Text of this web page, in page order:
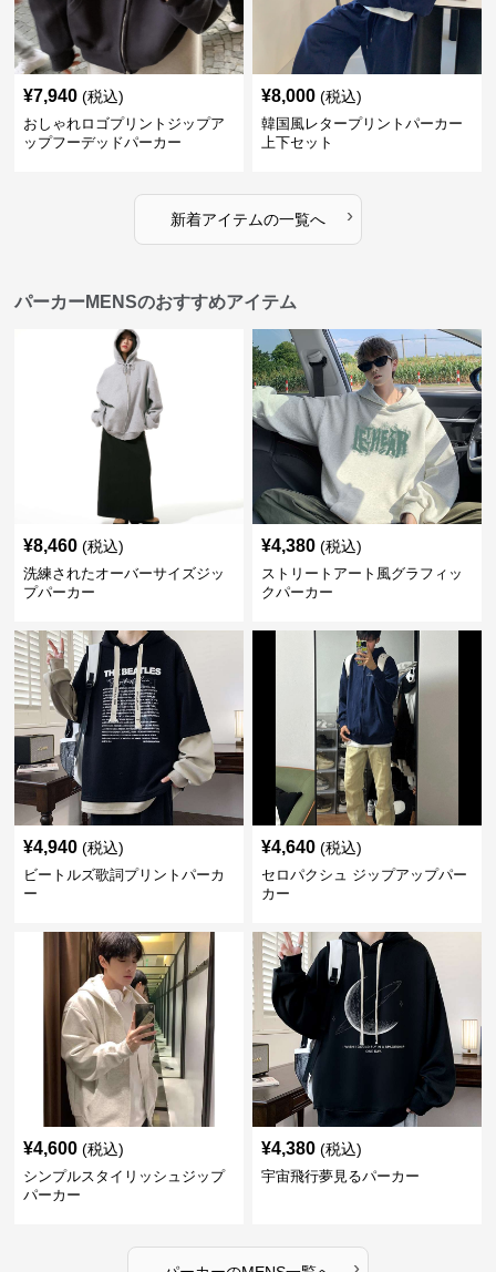
¥7,940 (税込)
おしゃれロゴプリントジップア
ップフーデッドパーカー
¥8,000 (税込)
韓国風レタープリントパーカー
上下セット
新着アイテムの一覧へ ›
パーカーMENSのおすすめアイテム
¥8,460 (税込)
洗練されたオーバーサイズジッ
プパーカー
¥4,380 (税込)
ストリートアート風グラフィッ
クパーカー
¥4,940 (税込)
ビートルズ歌詞プリントパーカ
ー
¥4,640 (税込)
セロパクシュ ジップアップパー
カー
¥4,600 (税込)
シンプルスタイリッシュジップ
パーカー
¥4,380 (税込)
宇宙飛行夢見るパーカー
›